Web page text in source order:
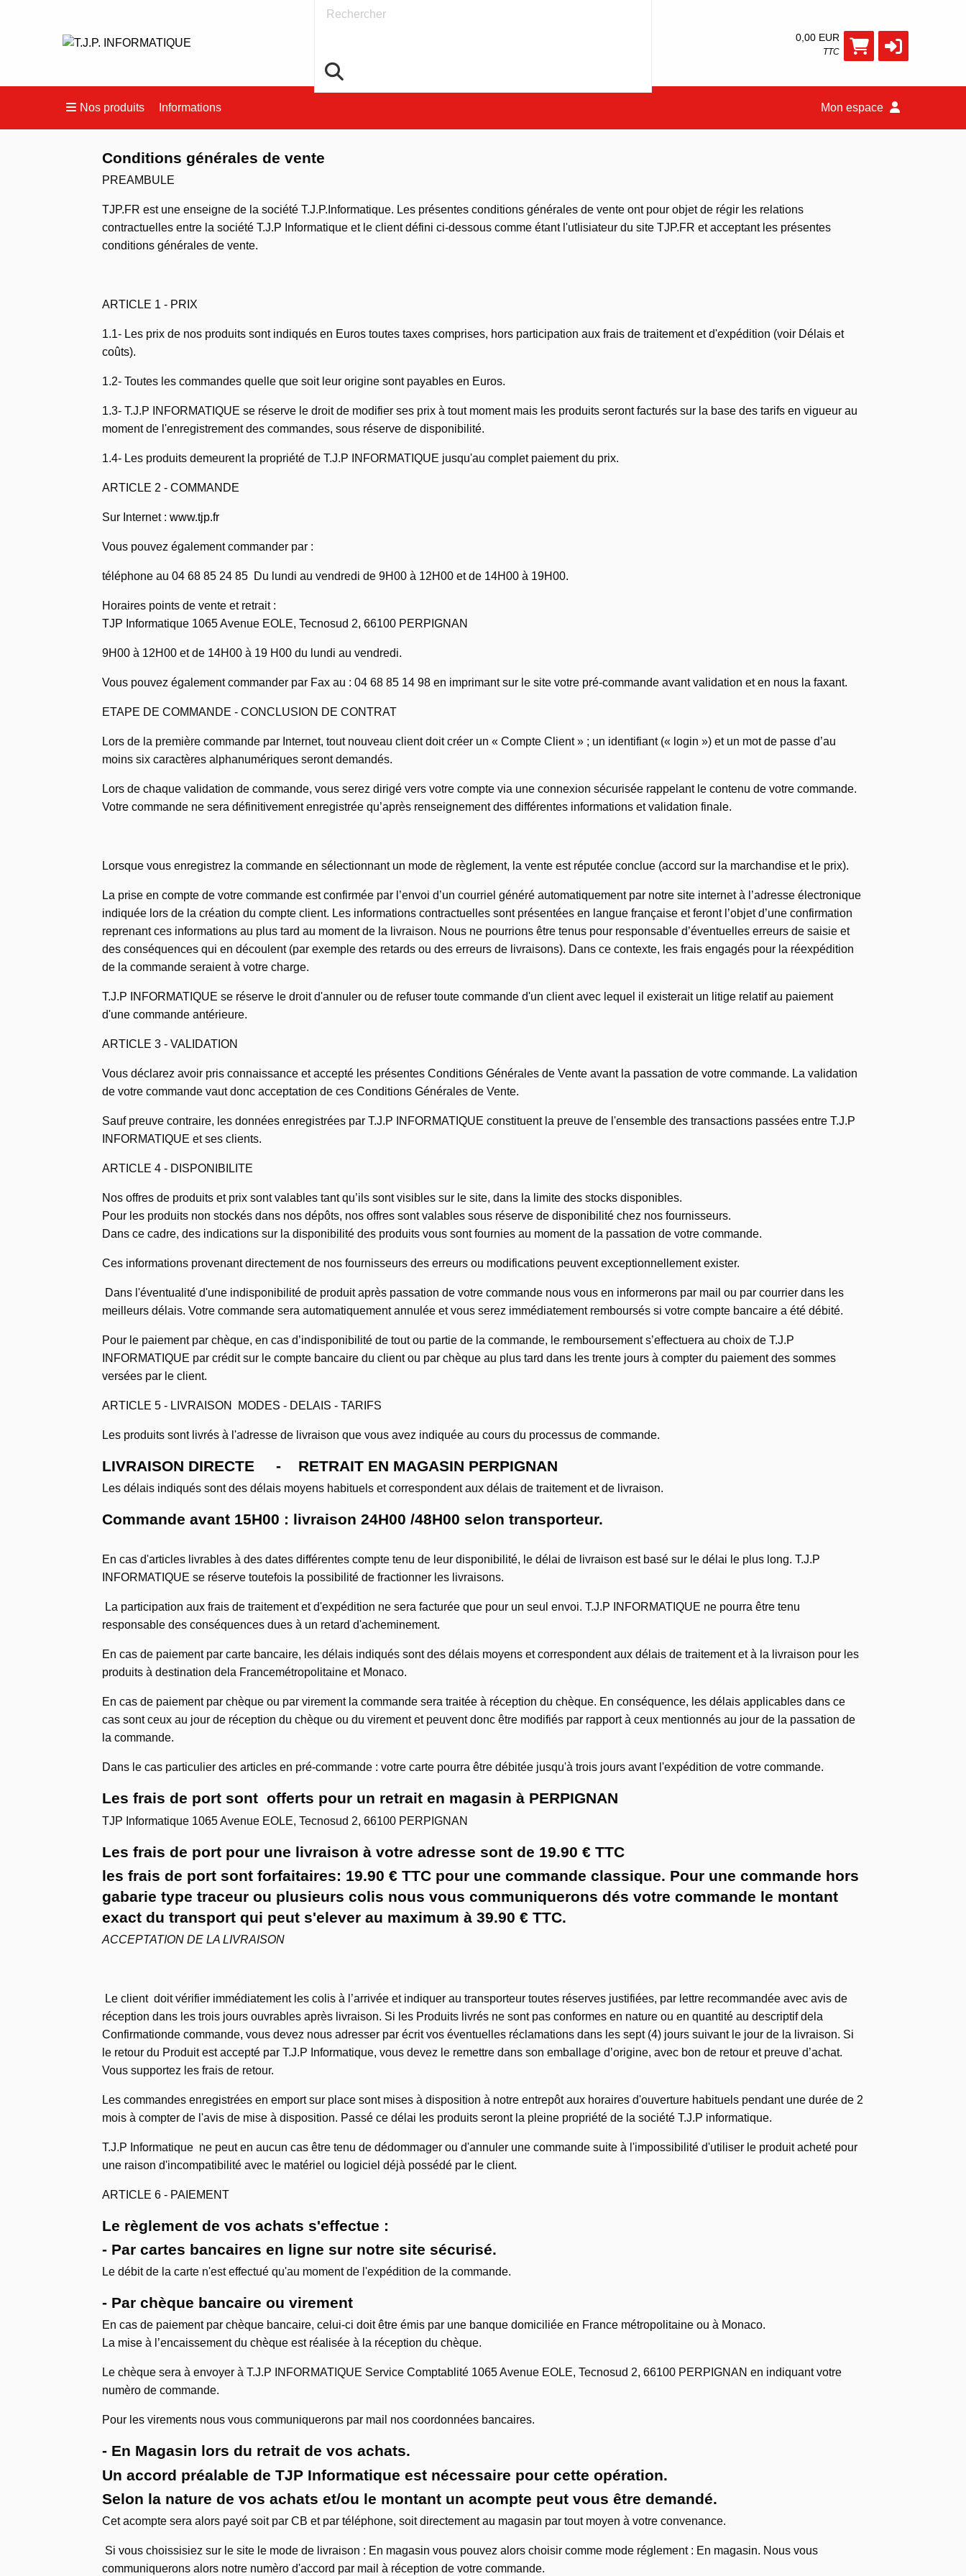
0,00 EUR
TTC
Rechercher
Nos produits Informations Mon espace
Conditions générales de vente
PREAMBULE
TJP.FR est une enseigne de la société T.J.P.Informatique. Les présentes conditions générales de vente ont pour objet de régir les relations
contractuelles entre la société T.J.P Informatique et le client défini ci-dessous comme étant l'utlisiateur du site TJP.FR et acceptant les présentes
conditions générales de vente.
ARTICLE 1 - PRIX
1.1- Les prix de nos produits sont indiqués en Euros toutes taxes comprises, hors participation aux frais de traitement et d'expédition (voir Délais et
coûts).
1.2- Toutes les commandes quelle que soit leur origine sont payables en Euros.
1.3- T.J.P INFORMATIQUE se réserve le droit de modifier ses prix à tout moment mais les produits seront facturés sur la base des tarifs en vigueur au
moment de l'enregistrement des commandes, sous réserve de disponibilité.
1.4- Les produits demeurent la propriété de T.J.P INFORMATIQUE jusqu'au complet paiement du prix.
ARTICLE 2 - COMMANDE
Sur Internet :www.tjp.fr
Vous pouvez également commander par :
téléphone au 04 68 85 24 85 Du lundi au vendredi de 9H00 à 12H00 et de 14H00 à 19H00.
Horaires points de vente et retrait :
TJP Informatique 1065 Avenue EOLE, Tecnosud 2, 66100 PERPIGNAN
9H00 à 12H00 et de 14H00 à 19 H00 du lundi au vendredi.
Vous pouvez également commander par Fax au : 04 68 85 14 98 en imprimant sur le site votre pré-commande avant validation et en nous la faxant.
ETAPE DE COMMANDE - CONCLUSION DE CONTRAT
Lors de la première commande par Internet, tout nouveau client doit créer un « Compte Client » ; un identifiant (« login ») et un mot de passe d’au
moins six caractères alphanumériques seront demandés.
Lors de chaque validation de commande, vous serez dirigé vers votre compte via une connexion sécurisée rappelant le contenu de votre commande.
Votre commande ne sera définitivement enregistrée qu’après renseignement des différentes informations et validation finale.
Lorsque vous enregistrez la commande en sélectionnant un mode de règlement, la vente est réputée conclue (accord sur la marchandise et le prix).
La prise en compte de votre commande est confirmée par l’envoi d’un courriel généré automatiquement par notre site internet à l’adresse électronique
indiquée lors de la création du compte client. Les informations contractuelles sont présentées en langue française et feront l’objet d’une confirmation
reprenant ces informations au plus tard au moment de la livraison. Nous ne pourrions être tenus pour responsable d’éventuelles erreurs de saisie et
des conséquences qui en découlent (par exemple des retards ou des erreurs de livraisons). Dans ce contexte, les frais engagés pour la réexpédition
de la commande seraient à votre charge.
T.J.P INFORMATIQUE se réserve le droit d'annuler ou de refuser toute commande d'un client avec lequel il existerait un litige relatif au paiement
d'une commande antérieure.
ARTICLE 3 - VALIDATION
Vous déclarez avoir pris connaissance et accepté les présentes Conditions Générales de Vente avant la passation de votre commande. La validation
de votre commande vaut donc acceptation de ces Conditions Générales de Vente.
Sauf preuve contraire, les données enregistrées par T.J.P INFORMATIQUE constituent la preuve de l'ensemble des transactions passées entre T.J.P
INFORMATIQUE et ses clients.
ARTICLE 4 - DISPONIBILITE
Nos offres de produits et prix sont valables tant qu’ils sont visibles sur le site, dans la limite des stocks disponibles.
Pour les produits non stockés dans nos dépôts, nos offres sont valables sous réserve de disponibilité chez nos fournisseurs.
Dans ce cadre, des indications sur la disponibilité des produits vous sont fournies au moment de la passation de votre commande.
Ces informations provenant directement de nos fournisseurs des erreurs ou modifications peuvent exceptionnellement exister.
Dans l'éventualité d'une indisponibilité de produit après passation de votre commande nous vous en informerons par mail ou par courrier dans les
meilleurs délais. Votre commande sera automatiquement annulée et vous serez immédiatement remboursés si votre compte bancaire a été débité.
Pour le paiement par chèque, en cas d’indisponibilité de tout ou partie de la commande, le remboursement s’effectuera au choix de T.J.P
INFORMATIQUE par crédit sur le compte bancaire du client ou par chèque au plus tard dans les trente jours à compter du paiement des sommes
versées par le client.
ARTICLE 5 - LIVRAISON MODES - DELAIS - TARIFS
Les produits sont livrés à l'adresse de livraison que vous avez indiquée au cours du processus de commande.
LIVRAISON DIRECTE - RETRAIT EN MAGASIN PERPIGNAN
Les délais indiqués sont des délais moyens habituels et correspondent aux délais de traitement et de livraison.
Commande avant 15H00 : livraison 24H00 /48H00 selon transporteur.
En cas d'articles livrables à des dates différentes compte tenu de leur disponibilité, le délai de livraison est basé sur le délai le plus long. T.J.P
INFORMATIQUE se réserve toutefois la possibilité de fractionner les livraisons.
La participation aux frais de traitement et d'expédition ne sera facturée que pour un seul envoi. T.J.P INFORMATIQUE ne pourra être tenu
responsable des conséquences dues à un retard d'acheminement.
En cas de paiement par carte bancaire, les délais indiqués sont des délais moyens et correspondent aux délais de traitement et à la livraison pour les
produits à destination dela Francemétropolitaine et Monaco.
En cas de paiement par chèque ou par virement la commande sera traitée à réception du chèque. En conséquence, les délais applicables dans ce
cas sont ceux au jour de réception du chèque ou du virement et peuvent donc être modifiés par rapport à ceux mentionnés au jour de la passation de
la commande.
Dans le cas particulier des articles en pré-commande : votre carte pourra être débitée jusqu'à trois jours avant l'expédition de votre commande.
Les frais de port sont offerts pour un retrait en magasin à PERPIGNAN
TJP Informatique 1065 Avenue EOLE, Tecnosud 2, 66100 PERPIGNAN
Les frais de port pour une livraison à votre adresse sont de 19.90 € TTC
les frais de port sont forfaitaires: 19.90 € TTC pour une commande classique. Pour une commande hors
gabarie type traceur ou plusieurs colis nous vous communiquerons dés votre commande le montant
exact du transport qui peut s'elever au maximum à 39.90 € TTC.
ACCEPTATION DE LA LIVRAISON
Le client doit vérifier immédiatement les colis à l’arrivée et indiquer au transporteur toutes réserves justifiées, par lettre recommandée avec avis de
réception dans les trois jours ouvrables après livraison. Si les Produits livrés ne sont pas conformes en nature ou en quantité au descriptif dela
Confirmationde commande, vous devez nous adresser par écrit vos éventuelles réclamations dans les sept (4) jours suivant le jour de la livraison. Si
le retour du Produit est accepté par T.J.P Informatique, vous devez le remettre dans son emballage d’origine, avec bon de retour et preuve d’achat.
Vous supportez les frais de retour.
Les commandes enregistrées en emport sur place sont mises à disposition à notre entrepôt aux horaires d'ouverture habituels pendant une durée de 2
mois à compter de l'avis de mise à disposition. Passé ce délai les produits seront la pleine propriété de la société T.J.P informatique.
T.J.P Informatique ne peut en aucun cas être tenu de dédommager ou d'annuler une commande suite à l'impossibilité d'utiliser le produit acheté pour
une raison d'incompatibilité avec le matériel ou logiciel déjà possédé par le client.
ARTICLE 6 - PAIEMENT
Le règlement de vos achats s'effectue :
- Par cartes bancaires en ligne sur notre site sécurisé.
Le débit de la carte n'est effectué qu'au moment de l'expédition de la commande.
- Par chèque bancaire ou virement
En cas de paiement par chèque bancaire, celui-ci doit être émis par une banque domiciliée en France métropolitaine ou à Monaco.
La mise à l’encaissement du chèque est réalisée à la réception du chèque.
Le chèque sera à envoyer à T.J.P INFORMATIQUE Service Comptablité 1065 Avenue EOLE, Tecnosud 2, 66100 PERPIGNAN en indiquant votre
numèro de commande.
Pour les virements nous vous communiquerons par mail nos coordonnées bancaires.
- En Magasin lors du retrait de vos achats.
Un accord préalable de TJP Informatique est nécessaire pour cette opération.
Selon la nature de vos achats et/ou le montant un acompte peut vous être demandé.
Cet acompte sera alors payé soit par CB et par téléphone, soit directement au magasin par tout moyen à votre convenance.
Si vous choissisiez sur le site le mode de livraison : En magasin vous pouvez alors choisir comme mode réglement : En magasin. Nous vous
communiquerons alors notre numèro d'accord par mail à réception de votre commande.